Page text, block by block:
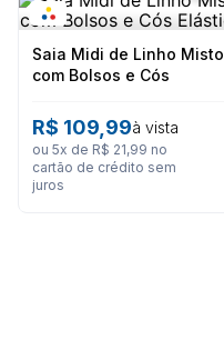
Saia Midi de Linho Misto
com Bolsos e Cós
R$ 109 99à vista
ou 5x de R$ 21,99 no
cartão de crédito sem
juros